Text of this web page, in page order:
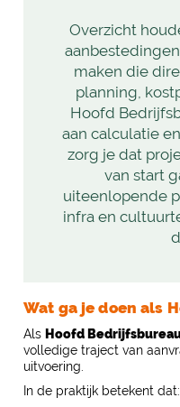
Overzicht
maken die
planning,
Hoofd
aan calculatie
zorg je dat
van start
uiteenlopende
infra en
Wat ga je doen als
Als Hoofd
volledige traject van
uitvoering.
In de praktijk betekent dat: